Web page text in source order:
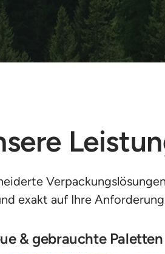
exakt auf Ihre
& gebrauchte Paletten